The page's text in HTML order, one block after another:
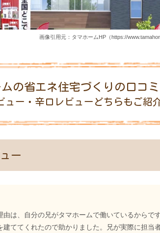
画像引用元：タマホームHP（https://
の省エネ住宅づくりの口コミ
ュー・辛口レビューどちらもご紹
ー
由は、自分の兄がタマホームで働いているからで
建ててくれたので助かりました。兄が実際に担当